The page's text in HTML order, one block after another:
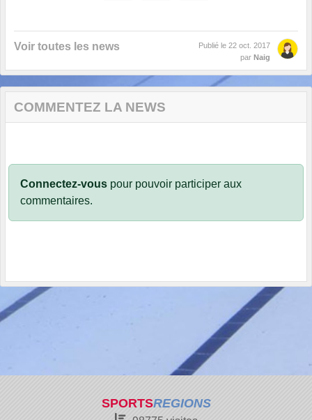
Voir toutes les news Publié le 22 oct. 2017
par Naig
COMMENTEZ LA NEWS
Connectez-vous pour pouvoir participer aux
commentaires.
SPORTSREGIONS